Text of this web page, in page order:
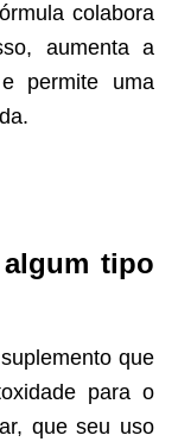
colabora
aumenta a
permite uma
tipo
que
para o
que seu uso